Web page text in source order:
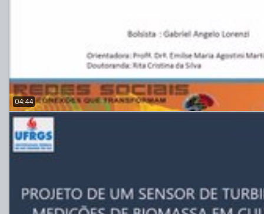
04:44